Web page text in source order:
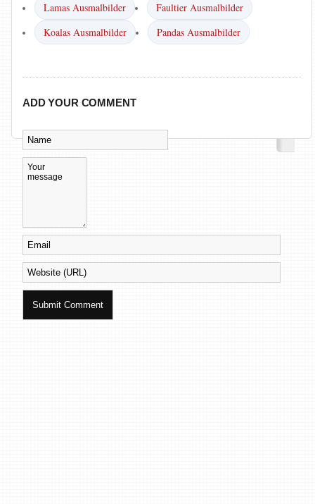
Lamas Ausmalbilder
Faultier Ausmalbilder
Koalas Ausmalbilder
Pandas Ausmalbilder
ADD YOUR COMMENT